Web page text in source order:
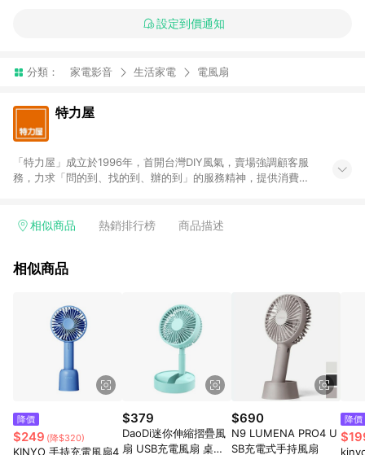
設定到價通知
分類： 家電影音 生活家電 電風扇
特力屋
「特力屋」成立於1996年，首開台灣DIY風氣，賣場強調顧客服
務，力求「問的到、找的到、辦的到」的服務精神，提供消費者
客找到居家修繕、佈置或裝潢時所需；另外，在各家分店內規劃
等各方面進行整合，提升服務質感，期望每一位來店顧客，能輕
結帳流程(Easy to buy)、每次到「特力屋」購物都能得到新的啟
發與靈感(Exciting experience)，同時持續提供消費者居家修繕
最佳解決方案，以創造優質居家環境為首要目標，成為消費者打
造幸福家園時的優先選擇。
相似商品 熱銷排行榜 商品描述
相似商品
降價
$249 (降$320)
KINYO 手持充電風扇4
$379
DaoDi迷你伸縮摺疊風
扇 USB充電風扇 桌上
$690
N9 LUMENA PRO4 U
SB充電式手持風扇
降價